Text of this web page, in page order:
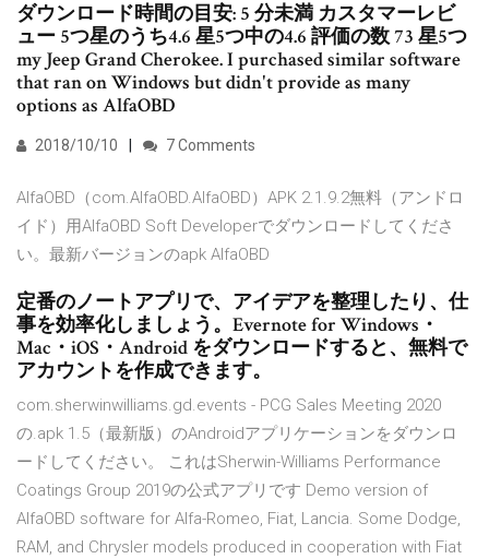
ダウンロード時間の目安: 5 分未満 カスタマーレビ
ュー 5つ星のうち4.6 星5つ中の4.6 評価の数 73 星5つ
my Jeep Grand Cherokee. I purchased similar software
that ran on Windows but didn't provide as many
options as AlfaOBD
2018/10/10 7 Comments
AlfaOBD（com.AlfaOBD.AlfaOBD）APK 2.1.9.2無料（アンドロ
イド）用AlfaOBD Soft Developerでダウンロードしてくださ
い。最新バージョンのapk AlfaOBD
定番のノートアプリで、アイデアを整理したり、仕
事を効率化しましょう。Evernote for Windows・
Mac・iOS・Android をダウンロードすると、無料で
アカウントを作成できます。
com.sherwinwilliams.gd.events - PCG Sales Meeting 2020
の.apk 1.5（最新版）のAndroidアプリケーションをダウンロ
ードしてください。 これはSherwin-Williams Performance
Coatings Group 2019の公式アプリです Demo version of
AlfaOBD software for Alfa-Romeo, Fiat, Lancia. Some Dodge,
RAM, and Chrysler models produced in cooperation with Fiat